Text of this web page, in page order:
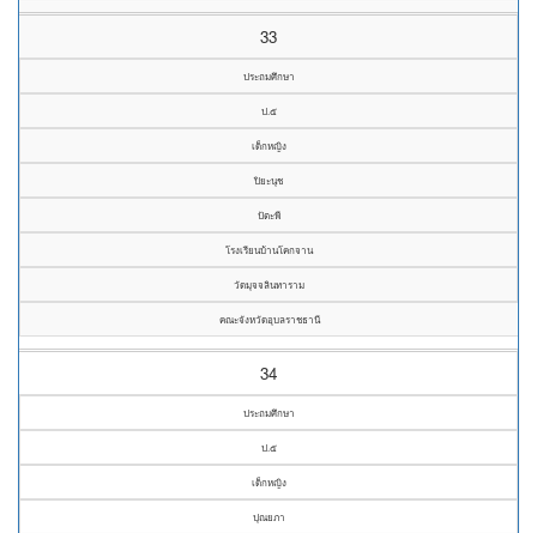
33
ประถมศึกษา
ป.๕
เด็กหญิง
ปิยะนุช
ปัตะพี
โรงเรียนบ้านโคกจาน
วัดมุจจลินทาราม
คณะจังหวัดอุบลราชธานี
34
ประถมศึกษา
ป.๕
เด็กหญิง
ปุณยภา